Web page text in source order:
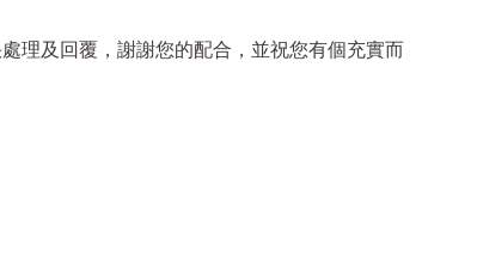
理及回覆，謝謝您的配合，並祝您有個充實而